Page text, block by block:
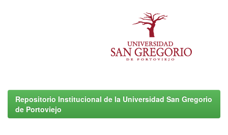
Repositorio Institucional de la Universidad San Gregorio
de Portoviejo